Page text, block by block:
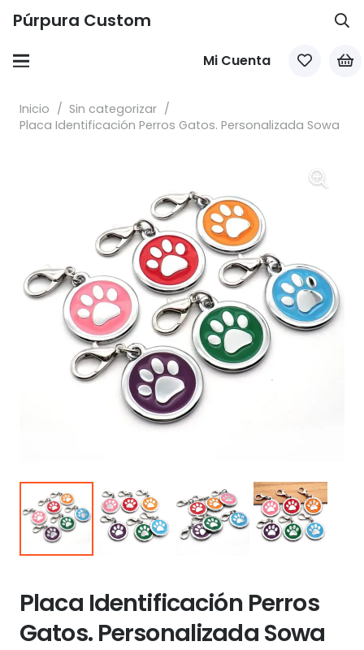
Púrpura Custom
Mi Cuenta
Inicio / Sin categorizar /
Placa Identificación Perros Gatos. Personalizada Sowa
Placa Identificación Perros
Gatos. Personalizada Sowa